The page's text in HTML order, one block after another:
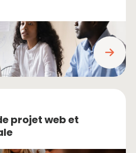
projet web et